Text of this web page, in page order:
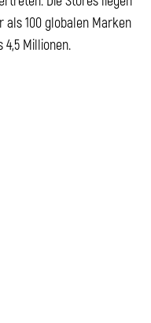
als 100 globalen Marken
Millionen.